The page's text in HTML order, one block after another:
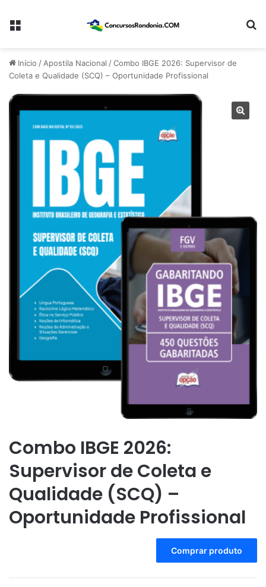
Menu
Início /Apostila Nacional /Combo IBGE 2026: Supervisor de
Coleta e Qualidade (SCQ) – Oportunidade Profissional
Combo IBGE 2026:
Supervisor de Coleta e
Qualidade (SCQ) –
Oportunidade Profissional
Comprar produto